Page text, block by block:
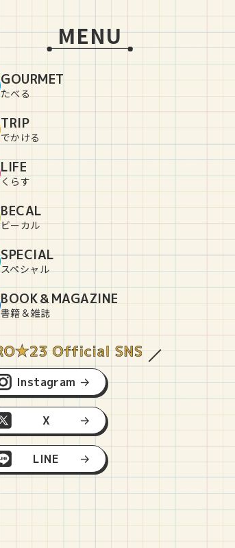
MENU
GOURMET
たべる
TRIP
でかける
LIFE
くらす
BECAL
ビーカル
SPECIAL
スペシャル
BOOK＆MAGAZINE
書籍＆雑誌
Instagram
X
LINE